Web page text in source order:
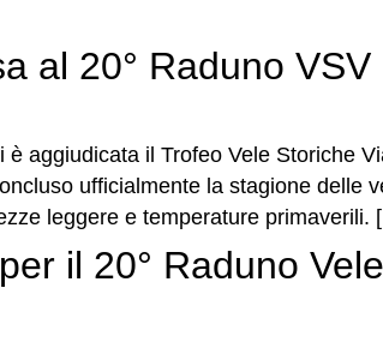
al 20° Raduno VSV
è aggiudicata il Trofeo Vele Storiche
ufficialmente la stagione delle
leggere e temperature primaverili.
il 20° Raduno